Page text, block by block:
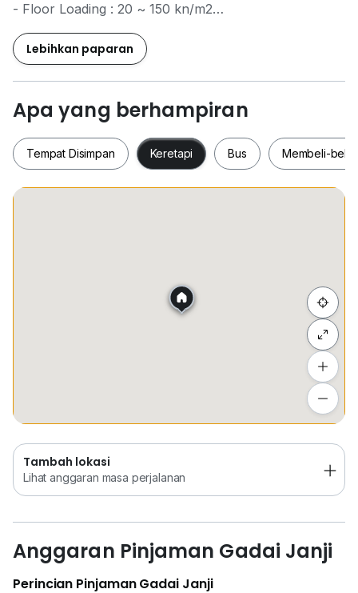
- Floor Loading : 20 ~ 150 kn/m2
Selling Price : RM 20 mil
Call Mr Tan0***** /0*****For Viewing
Arrangement
Lebihkan paparan
Apa yang berhampiran
Tempat Disimpan Keretapi Bus Membeli-
Tambah lokasi
Lihat anggaran masa perjalanan
Anggaran Pinjaman Gadai Janji
Perincian Pinjaman Gadai Janji